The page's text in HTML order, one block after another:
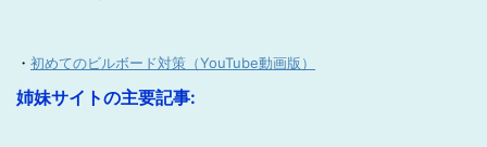
・ 初めてのビルボード対策（YouTube動画版）
姉妹サイトの主要記事: